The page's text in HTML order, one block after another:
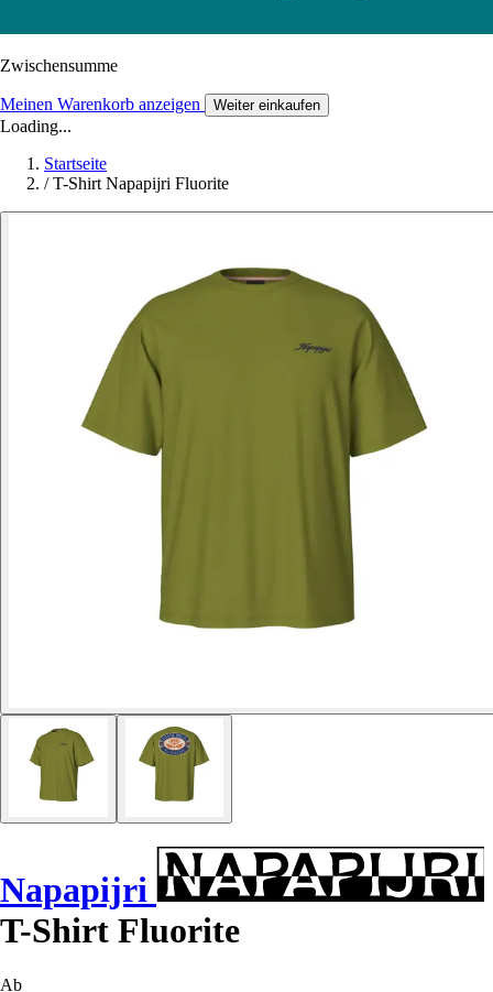
Zwischensumme
Meinen Warenkorb anzeigen Weiter einkaufen
Loading...
Startseite
/ T-Shirt Napapijri Fluorite
Napapijri
T-Shirt Fluorite
Ab